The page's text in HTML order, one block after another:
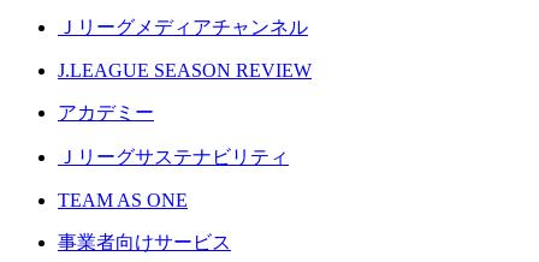
Ｊリーグメディアチャンネル
J.LEAGUE SEASON REVIEW
アカデミー
Ｊリーグサステナビリティ
TEAM AS ONE
事業者向けサービス